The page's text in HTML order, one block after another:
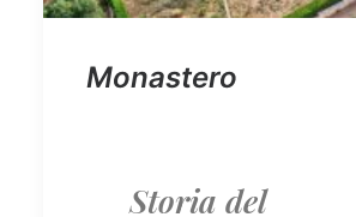
Monastero
Storia del